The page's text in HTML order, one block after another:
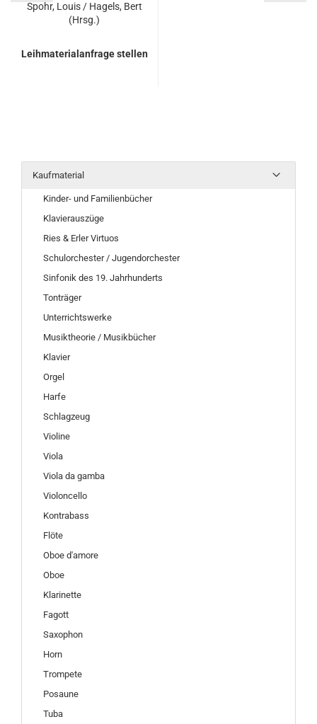
Spohr, Louis / Hagels, Bert
(Hrsg.)
Leihmaterialanfrage stellen
Kaufmaterial
Kinder- und Familienbücher
Klavierauszüge
Ries & Erler Virtuos
Schulorchester / Jugendorchester
Sinfonik des 19. Jahrhunderts
Tonträger
Unterrichtswerke
Musiktheorie / Musikbücher
Klavier
Orgel
Harfe
Schlagzeug
Violine
Viola
Viola da gamba
Violoncello
Kontrabass
Flöte
Oboe d'amore
Oboe
Klarinette
Fagott
Saxophon
Horn
Trompete
Posaune
Tuba